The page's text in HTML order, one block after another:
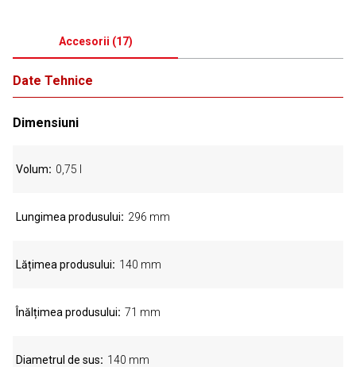
Accesorii (17)
Date Tehnice
Dimensiuni
Volum 0,75 l
Lungimea produsului 296 mm
Lățimea produsului 140 mm
Înălțimea produsului 71 mm
Diametrul de sus 140 mm